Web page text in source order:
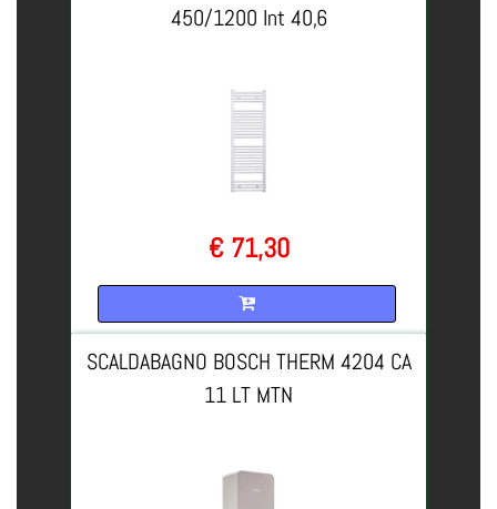
450/1200 Int 40,6
€ 71,30
SCALDABAGNO BOSCH THERM 4204 CA
11 LT MTN